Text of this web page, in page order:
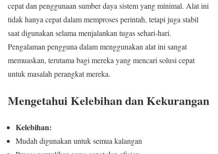
cepat dan penggunaan sumber daya sistem yang minimal. Alat ini
tidak hanya cepat dalam memproses perintah, tetapi juga stabil
saat digunakan selama menjalankan tugas sehari-hari.
Pengalaman pengguna dalam menggunakan alat ini sangat
memuaskan, terutama bagi mereka yang mencari solusi cepat
untuk masalah perangkat mereka.
Mengetahui Kelebihan dan Kekurangan
Kelebihan:
Mudah digunakan untuk semua kalangan